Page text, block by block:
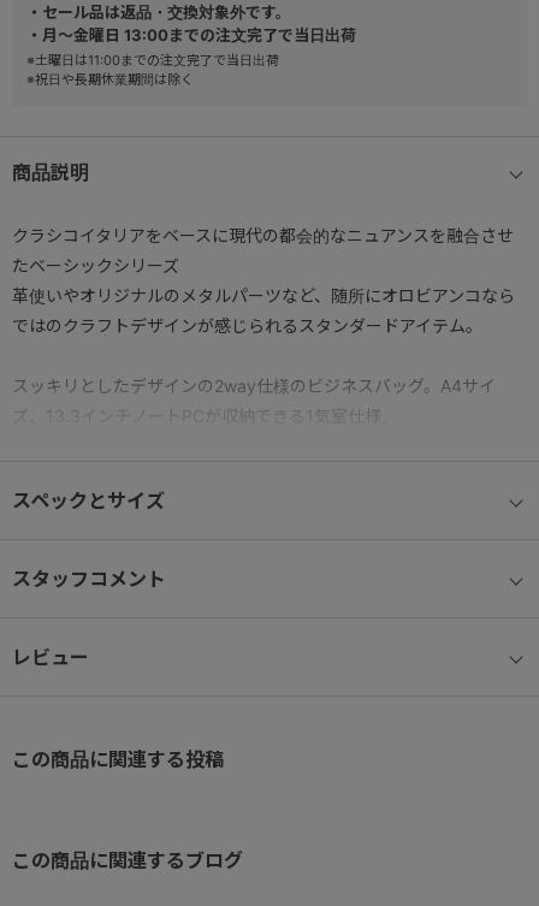
・セール品は返品・交換対象外です。
・月～金曜日 13:00までの注文完了で当日出荷
※土曜日は11:00までの注文完了で当日出荷
※祝日や長期休業期間は除く
商品説明
クラシコイタリアをベースに現代の都会的なニュアンスを融合させ
たベーシックシリーズ
革使いやオリジナルのメタルパーツなど、随所にオロビアンコなら
ではのクラフトデザインが感じられるスタンダードアイテム。
スッキリとしたデザインの2way仕様のビジネスバッグ。A4サイ
ズ、13.3インチノートPCが収納できる1気室仕様。
●本体素材：環境に配慮したリサイクル素材ながら、十分な強度と
きのあるステア素材を使用。
31.3×23.1㎝）
●ユーティリティポケット：小物を収納できる内装ポケット
スペックとサイズ
スタッフコメント
レビュー
この商品に関連する投稿
この商品に関連するブログ